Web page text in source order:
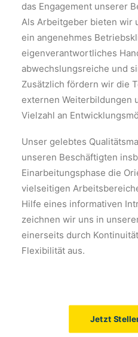
das Engagement unserer
Als Arbeitgeber bieten wir
ein angenehmes
eigenverantwortliches
abwechslungsreiche und
Zusätzlich fördern wir die
externen Weiterbildungen
Vielzahl an
Unser gelebtes
unseren Beschäftigten
Einarbeitungsphase die
vielseitigen
Hilfe eines informativen
zeichnen wir uns in
einerseits durch
Flexibilität aus.
Jetzt